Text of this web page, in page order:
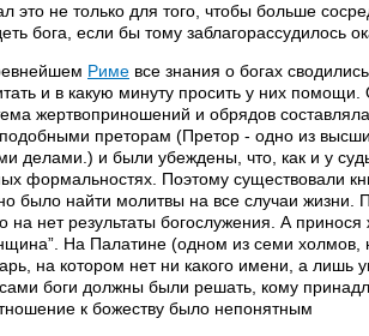
это не только для того, чтобы больше
бога, если бы тому заблагорассудилось
Риме все знания о богах
и в какую минуту просить у них
жертвоприношений и обрядов
подобными преторам (Претор - одно из
делами.) и были убеждены, что, как и у
формальностях. Поэтому существовали
было найти молитвы на все случаи жизни.
нет результаты богослужения. А принося
На Палатине (одном из семи холмов,
на котором нет ни какого имени, а лишь
боги должны были решать, кому
к божеству было непонятным